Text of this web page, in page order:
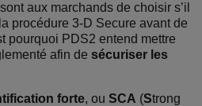
aux marchands de choisir s’il
procédure 3-D Secure avant de
pourquoi PDS2 entend mettre
afin de sécuriser les
forte, ou SCA (Strong